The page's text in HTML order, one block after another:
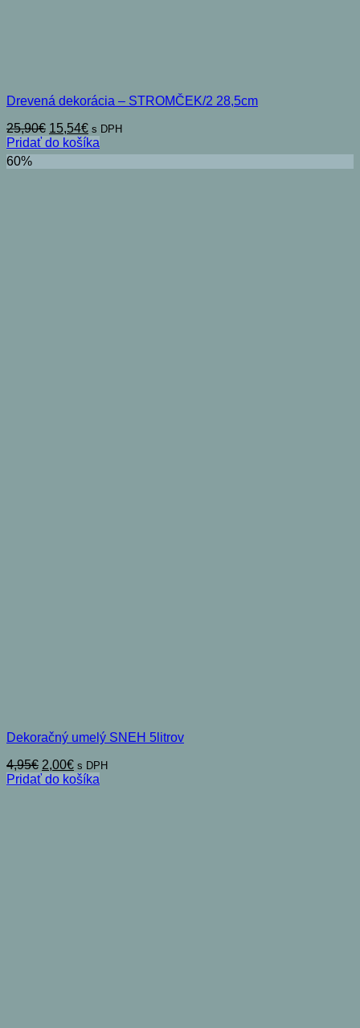
Drevená dekorácia – STROMČEK/2 28,5cm
25,90€ Pôvodná
cena
bola:
25,90€.
15,54€Aktuálna
cena
je:
15,54€.
s DPH
Pridať do košíka
60%
Dekoračný umelý SNEH 5litrov
4,95€ Pôvodná
cena
2,00€Aktuálna
cena
s DPH
Pridať do košíka